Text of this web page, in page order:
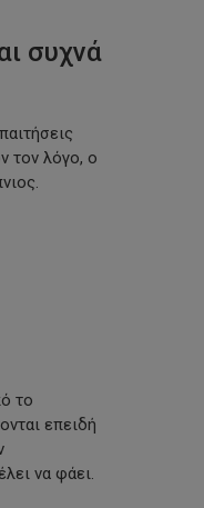
συχνά
τον λόγο, ο
το
επειδή
να φάει.